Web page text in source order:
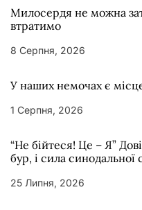
Милосердя не можна
втратимо
8 Серпня, 2026
У наших немочах є
1 Серпня, 2026
“Не бійтеся! Це – Я”
бур, і сила синодальної
25 Липня, 2026